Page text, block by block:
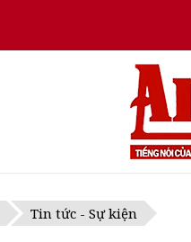
Tin tức - Sự kiện